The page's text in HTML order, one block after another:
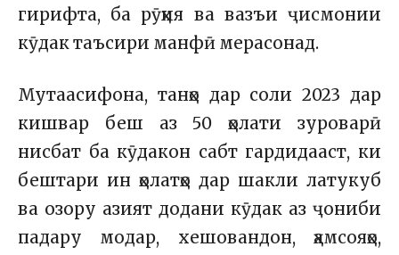
гирифта, ба рӯҳия ва вазъи ҷисмонии
кӯдак таъсири манфӣ мерасонад.
Мутаасифона, танҳо дар соли 2023 дар
кишвар беш аз 50 ҳолати зуроварӣ
нисбат ба кӯдакон сабт гардидааст, ки
бештари ин ҳолатҳо дар шакли латукуб
ва озору азият додани кӯдак аз ҷониби
падару модар, хешовандон, ҳамсояҳо,